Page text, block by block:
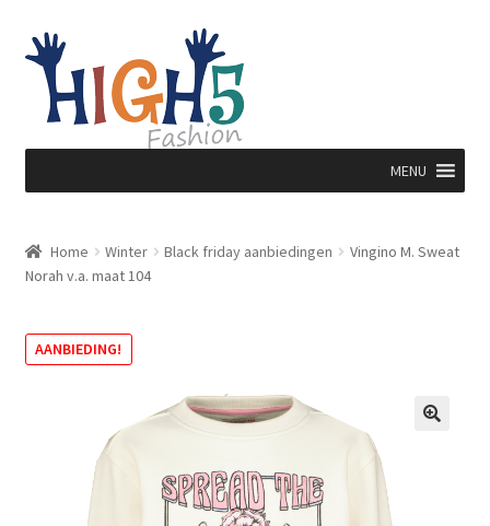
Ga
door
naar
navigatie
Ga
direct
naar
inhoud
MENU
Home Winter Black friday aanbiedingen
Vingino M. Sweat
Norah v.a. maat 104
AANBIEDING!